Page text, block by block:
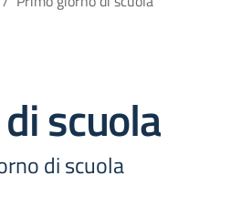
scuola
di scuola